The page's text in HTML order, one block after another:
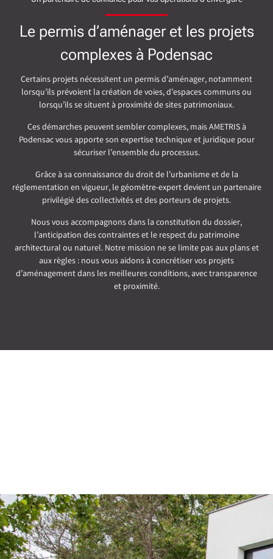
Le permis d’aménager et les projets
complexes à Podensac
Certains projets nécessitent un permis d’aménager, notamment
lorsqu’ils prévoient la création de voies, d’espaces communs ou
lorsqu’ils se situent à proximité de sites patrimoniaux.
Ces démarches peuvent sembler complexes, mais AMETRIS à
Podensac vous apporte son expertise technique et juridique pour
sécuriser l’ensemble du processus.
Grâce à sa connaissance du droit de l’urbanisme et de la
réglementation en vigueur, le géomètre-expert devient un partenaire
privilégié des collectivités et des porteurs de projets.
Nous vous accompagnons dans la constitution du dossier,
l’anticipation des contraintes et le respect du patrimoine
architectural ou naturel. Notre mission ne se limite pas aux plans et
aux règles : nous vous aidons à concrétiser vos projets
d’aménagement dans les meilleures conditions, avec transparence
et proximité.